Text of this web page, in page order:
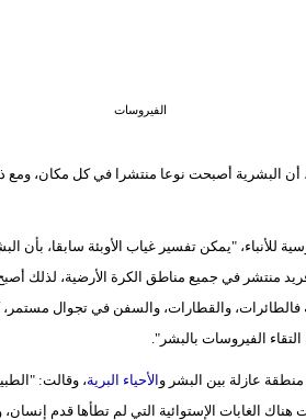
الفيروسات
أن البشرية أصبحت نوعا منتشرا في كل مكان، ومع
للأنباء، "يمكن تفسير غياب الأوبئة سابقا، بأن
منتشر في جميع مناطق الكرة الأرضية، لذلك
فالطائرات، والقطارات، والسفن في تجوال
الفيروسات بالبشر".
عازلة بين البشر و الأحياء البرية، وقالت:
الغابات الإستوائية التي لم تطأها قدم